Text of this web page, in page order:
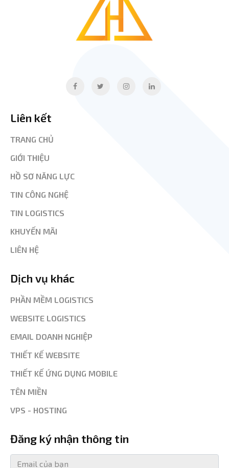
Liên kết
TRANG CHỦ
GIỚI THIỆU
HỒ SƠ NĂNG LỰC
TIN CÔNG NGHỆ
TIN LOGISTICS
KHUYẾN MÃI
LIÊN HỆ
Dịch vụ khác
PHẦN MỀM LOGISTICS
WEBSITE LOGISTICS
EMAIL DOANH NGHIỆP
THIẾT KẾ WEBSITE
THIẾT KẾ ỨNG DỤNG MOBILE
TÊN MIỀN
VPS - HOSTING
Đăng ký nhận thông tin